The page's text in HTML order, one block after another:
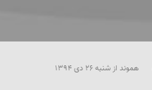
هموند از شنبه 26 دی 1394